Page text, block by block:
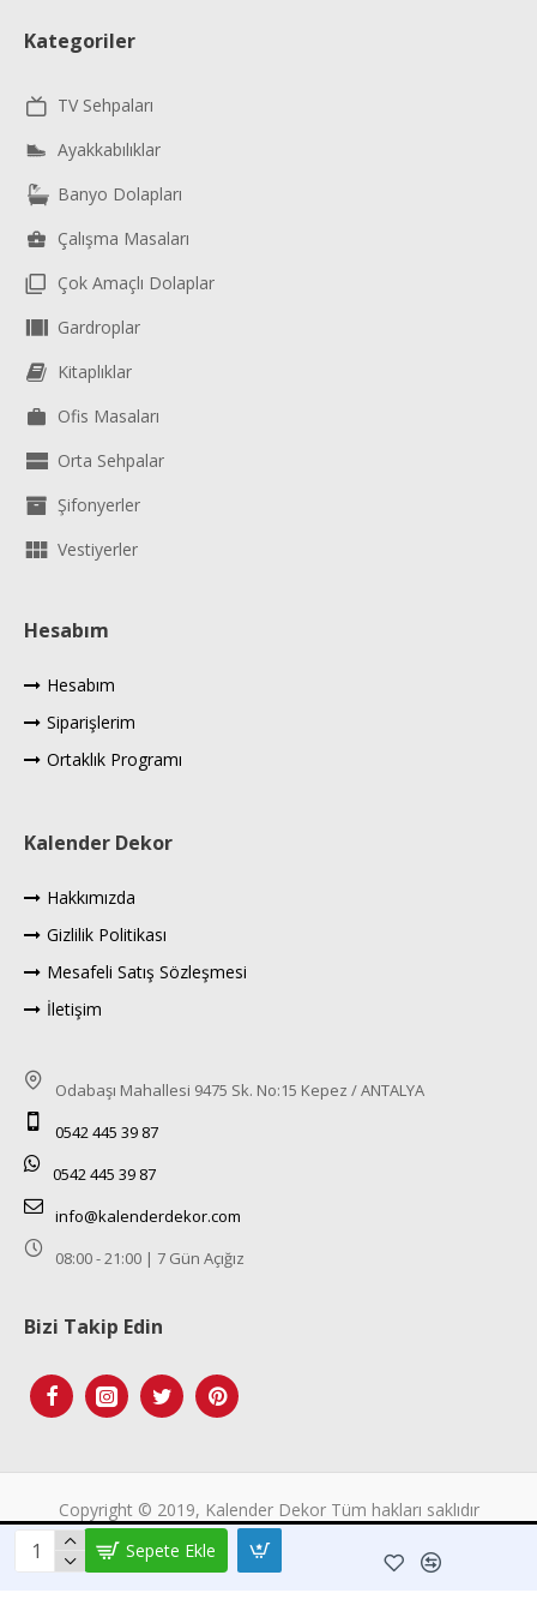
7/24 Canlı Destek
%100 Sorunsuz Alışveriş
Sepete Ekle
Kategoriler
TV Sehpaları
Ayakkabılıklar
Banyo Dolapları
Çalışma Masaları
Çok Amaçlı Dolaplar
Gardroplar
Kitaplıklar
Ofis Masaları
Orta Sehpalar
Şifonyerler
Vestiyerler
Hesabım
Hesabım
Siparişlerim
Ortaklık Programı
Kalender Dekor
Hakkımızda
Gizlilik Politikası
Mesafeli Satış Sözleşmesi
İletişim
Odabaşı Mahallesi 9475 Sk. No:15 Kepez / ANTALYA
0542 445 39 87
0542 445 39 87
info@kalenderdekor.com
08:00 - 21:00 | 7 Gün Açığız
Bizi Takip Edin
Copyright © 2019, Kalender Dekor Tüm hakları saklıdır